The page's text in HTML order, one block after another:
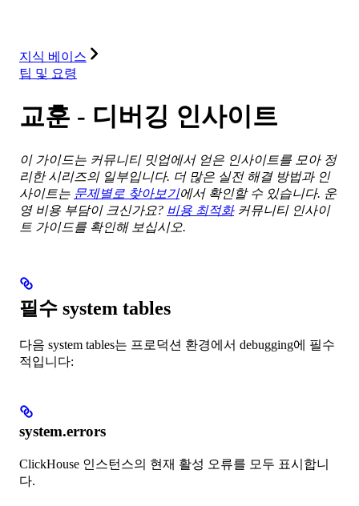
지식 베이스
팁 및 요령
교훈 - 디버깅 인사이트
이 가이드는 커뮤니티 밋업에서 얻은 인사이트를 모아 정
리한 시리즈의 일부입니다. 더 많은 실전 해결 방법과 인
사이트는 문제별로 찾아보기에서 확인할 수 있습니다. 운
영 비용 부담이 크신가요? 비용 최적화커뮤니티 인사이
트 가이드를 확인해 보십시오.
필수 system tables
다음 system tables는 프로덕션 환경에서 debugging에 필수
적입니다:
system.errors
ClickHouse 인스턴스의 현재 활성 오류를 모두 표시합니
다.